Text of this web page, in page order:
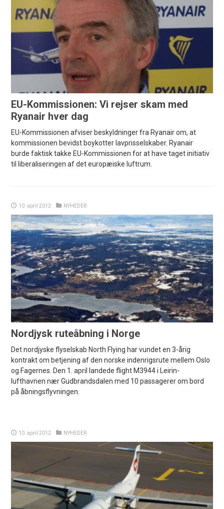
EU-Kommissionen: Vi rejser skam med
Ryanair hver dag
EU-Kommissionen afviser beskyldninger fra Ryanair om, at
kommissionen bevidst boykotter lavprisselskaber. Ryanair
burde faktisk takke EU-Kommissionen for at have taget initiativ
til liberaliseringen af det europæiske luftrum.
10. april 2012 NYHEDER
Nordjysk ruteåbning i Norge
Det nordjyske flyselskab North Flying har vundet en 3-årig
kontrakt om betjening af den norske indenrigsrute mellem Oslo
og Fagernes. Den 1. april landede flight M3944 i Leirin-
lufthavnen nær Gudbrandsdalen med 10 passagerer om bord
på åbningsflyvningen.
10. april 2012 NYHEDER